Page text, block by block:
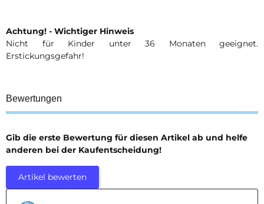
Achtung! - Wichtiger Hinweis
Nicht für Kinder unter 36 Monaten geeignet.
Erstickungsgefahr!
Bewertungen
Gib die erste Bewertung für diesen Artikel ab und helfe
anderen bei der Kaufentscheidung!
Artikel bewerten